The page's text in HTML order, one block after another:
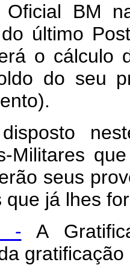
BM
último
o cálculo
do seu
Militares
seus
que já lhes
- A